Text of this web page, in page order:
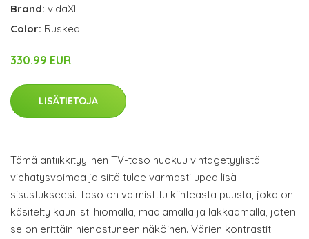
Brand: vidaXL
Color: Ruskea
330.99 EUR
LISÄTIETOJA
Tämä antiikkityylinen TV-taso huokuu vintagetyylistä
viehätysvoimaa ja siitä tulee varmasti upea lisä
sisustukseesi. Taso on valmistttu kiinteästä puusta, joka on
käsitelty kauniisti hiomalla, maalamalla ja lakkaamalla, joten
se on erittäin hienostuneen näköinen. Värien kontrastit